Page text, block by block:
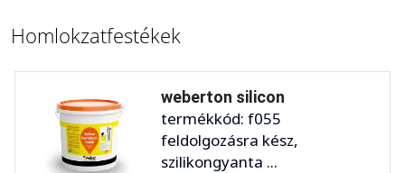
Homlokzatfestékek
weberton silicon
termékkód: f055
feldolgozásra kész,
szilikongyanta ...